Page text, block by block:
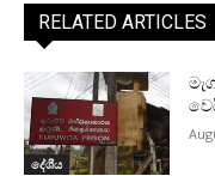
RELATED ARTICLES
දේශීය